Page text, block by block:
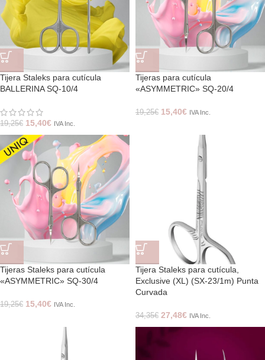
Tijera Staleks para cutícula
BALLERINA SQ-10/4
19,25€ 15,40€ IVA Inc.
Tijeras para cutícula
«ASYMMETRIC» SQ-20/4
19,25€ 15,40€ IVA Inc.
Tijeras Staleks para cutícula
«ASYMMETRIC» SQ-30/4
19,25€ 15,40€ IVA Inc.
Tijera Staleks para cutícula,
Exclusive (XL) (SX-23/1m) Punta
Curvada
34,35€ 27,48€ IVA Inc.